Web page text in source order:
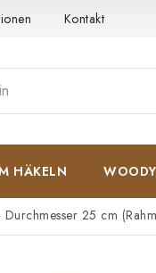
Kontakt
HÄKELN
25 cm